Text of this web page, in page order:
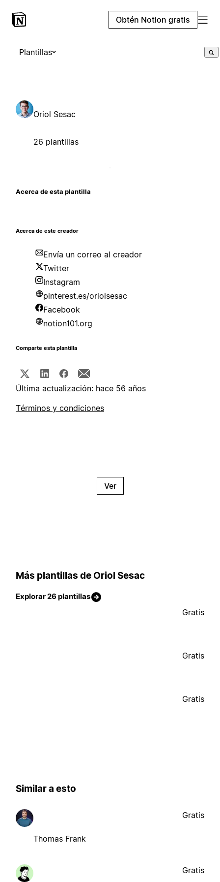
Obtén Notion gratis
Plantillas
Oriol Sesac
26 plantillas
Acerca de esta plantilla
Acerca de este creador
Envía un correo al creador
Twitter
Instagram
pinterest.es/oriolsesac
Facebook
notion101.org
Comparte esta plantilla
Última actualización: hace 56 años
Términos y condiciones
Ver
Más plantillas de Oriol Sesac
Explorar 26 plantillas
Gratis
Gratis
Gratis
Similar a esto
Thomas Frank
Gratis
Gratis